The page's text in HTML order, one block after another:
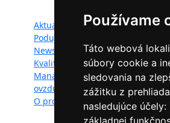
Používame
Táto webová
súbory cookie a
sledovania na
zážitku z
nasledujúce účely:
základnej
Aktuality
Podujatia
Newsletter
Kvalita ovzdušia
Manažéri kvality
ovzdušia
O projekte